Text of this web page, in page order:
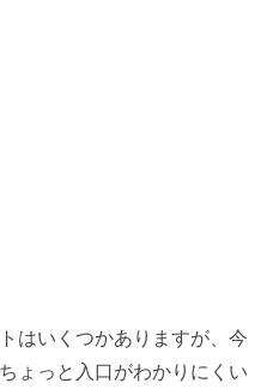
はいくつかありますが、今
ょっと入口がわかりにくい